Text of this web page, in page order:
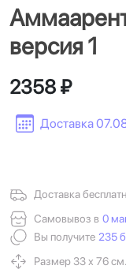
версия 1
Доставка
2358 ₽
Доставка
Самовывоз в 0
Вы получите 235
Размер 33 х 76 см.